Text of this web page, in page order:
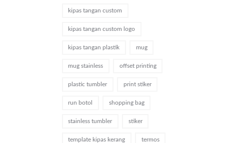
kipas tangan custom
kipas tangan custom logo
kipas tangan plastik mug
mug stainless offset printing
plastic tumbler print stiker
run botol shopping bag
stainless tumbler stiker
template kipas kerang termos